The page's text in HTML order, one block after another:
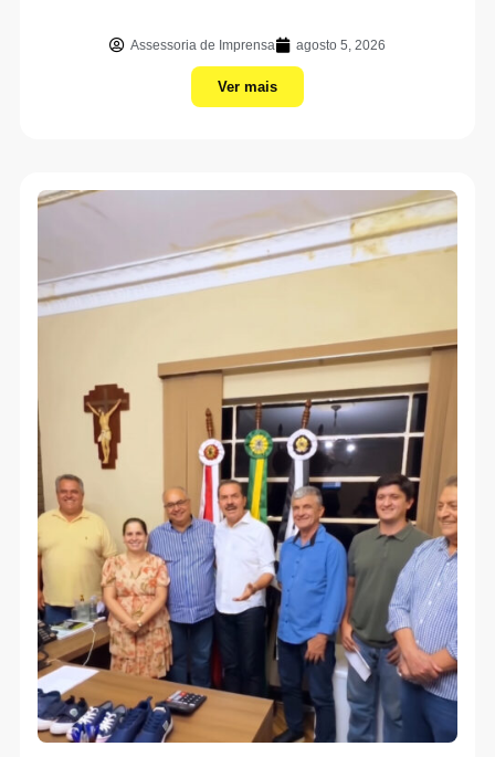
Assessoria de Imprensa agosto 5, 2026
Ver mais